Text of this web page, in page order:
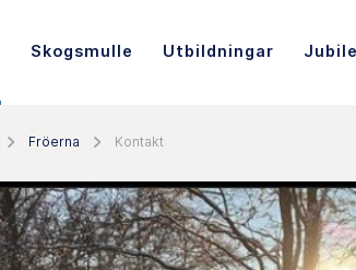
Skogsmulle Utbildningar
Fröerna Kontakt